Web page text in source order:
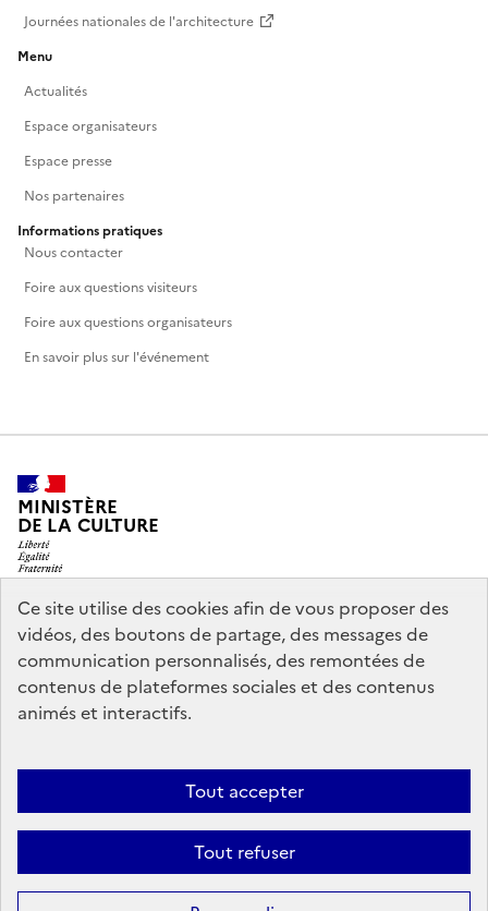
Ce site utilise des cookies afin de vous proposer des
vidéos, des boutons de partage, des messages de
communication personnalisés, des remontées de
contenus de plateformes sociales et des contenus
animés et interactifs.
Tout accepter
Tout refuser
Journées nationales de l'architecture
Menu
Actualités
Espace organisateurs
Espace presse
Nos partenaires
Informations pratiques
Nous contacter
Foire aux questions visiteurs
Foire aux questions organisateurs
En savoir plus sur l'événement
MINISTÈRE
DE LA CULTURE
legifrance.gouv.fr
info.gouv.fr
service-public.gouv.fr
data.gouv.fr
Mentions légales
Sauf mention contraire, tous les contenus de ce site sont sous